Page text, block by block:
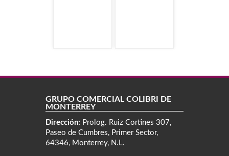
GRUPO COMERCIAL COLIBRÍ DE
MONTERREY
Dirección: Prolog. Ruiz Cortines 307,
Paseo de Cumbres, Primer Sector,
64346, Monterrey, N.L.